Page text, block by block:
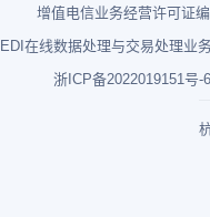
增值电信业务经营许可证
EDI在线数据处理与交易处理业
浙ICP备2022019151号-6